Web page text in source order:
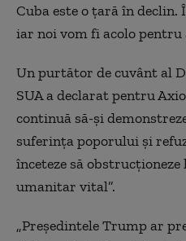
Cuba este o țară în
iar noi vom fi acolo pentru
Un purtător de cuvânt al
SUA a declarat pentru
continuă să-și
suferința poporului și
înceteze să
umanitar vital”.
„Președintele Trump ar